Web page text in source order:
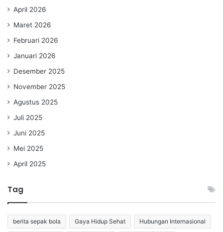
April 2026
Maret 2026
Februari 2026
Januari 2026
Desember 2025
November 2025
Agustus 2025
Juli 2025
Juni 2025
Mei 2025
April 2025
Tag
berita sepak bola Gaya Hidup Sehat Hubungan Internasional